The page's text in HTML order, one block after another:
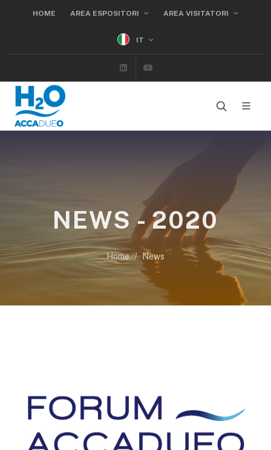
HOME AREA ESPOSITORI AREA VISITATORI
IT
Linkedin
NEWS - 2020
Home News